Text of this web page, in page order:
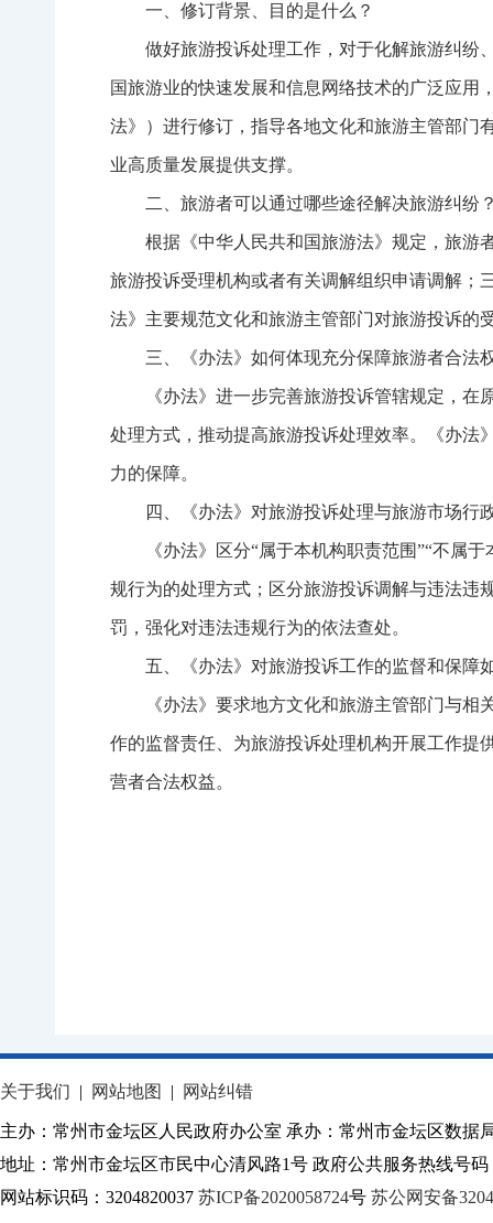
一、修订背景、目的是什么？
做好旅游投诉处理工作，对于化解旅游纠纷
国旅游业的快速发展和信息网络技术的广泛应
法》）进行修订，指导各地文化和旅游主管部门
业高质量发展提供支撑。
二、旅游者可以通过哪些途径解决旅游纠纷
根据《中华人民共和国旅游法》规定，旅游
旅游投诉受理机构或者有关调解组织申请调解；
法》主要规范文化和旅游主管部门对旅游投诉的
三、《办法》如何体现充分保障旅游者合法
《办法》进一步完善旅游投诉管辖规定，
处理方式，推动提高旅游投诉处理效率。《办法
力的保障。
四、《办法》对旅游投诉处理与旅游市场行
《办法》区分“属于本机构职责范围”“不属
规行为的处理方式；区分旅游投诉调解与违法违
罚，强化对违法违规行为的依法查处。
五、《办法》对旅游投诉工作的监督和保障
《办法》要求地方文化和旅游主管部门与
作的监督责任、为旅游投诉处理机构开展工作提
营者合法权益。
关于我们 | 网站地图 | 网站纠错
主办：常州市金坛区人民政府办公室 承办：常州市金坛区数据
地址：常州市金坛区市民中心清风路1号 政府公共服务热线号码
网站标识码：3204820037 苏ICP备2020058724号 苏公网安备